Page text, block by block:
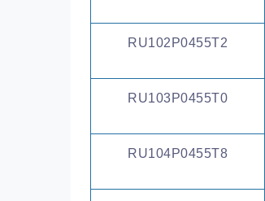
RU102P0455T2
RU103P0455T0
RU104P0455T8